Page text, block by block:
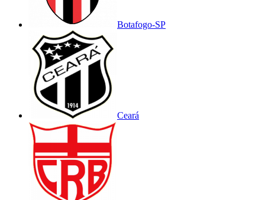
Botafogo-SP
Ceará